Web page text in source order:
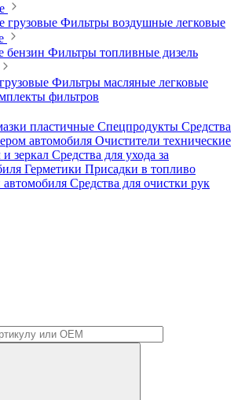
грузовые Фильтры воздушные легковые
бензин Фильтры топливные дизель
Фильтры масляные легковые
фильтров
пластичные Спецпродукты Средства
автомобиля Очистители технические
и зеркал Средства для ухода за
Герметики Присадки в топливо
Средства для очистки рук